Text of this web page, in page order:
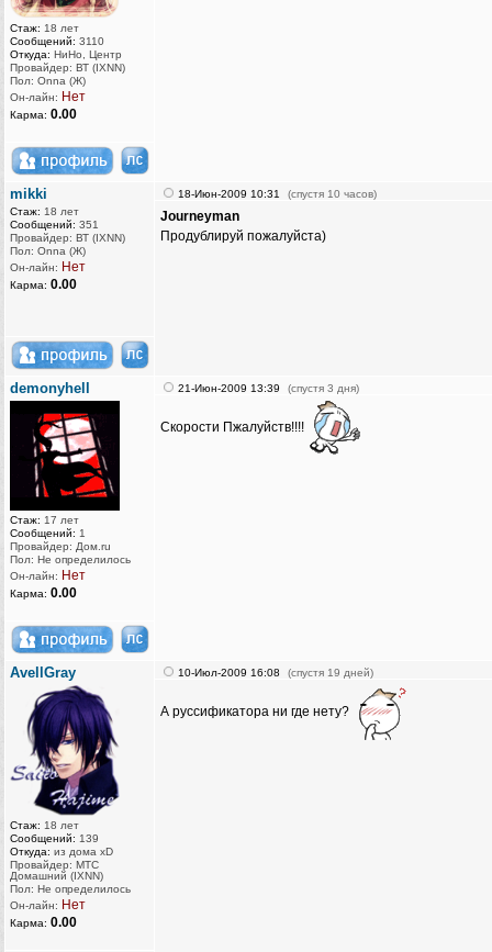
Стаж: 18 лет
Сообщений: 3110
Откуда: НиНо, Центр
Провайдер: ВТ (IXNN)
Пол: Onna (Ж)
Он-лайн: Нет
Карма: 0.00
mikki
Стаж: 18 лет
Сообщений: 351
Провайдер: ВТ (IXNN)
Пол: Onna (Ж)
Он-лайн: Нет
Карма: 0.00
18-Июн-2009 10:31 (спустя 10 часов)
Journeyman
Продублируй пожалуйста)
demonyhell
Стаж: 17 лет
Сообщений: 1
Провайдер: Дом.ru
Пол: Не определилось
Он-лайн: Нет
Карма: 0.00
21-Июн-2009 13:39 (спустя 3 дня)
Скорости Пжалуйств!!!!
AvellGray
Стаж: 18 лет
Сообщений: 139
Откуда: из дома xD
Провайдер: МТС
Домашний (IXNN)
Пол: Не определилось
Он-лайн: Нет
Карма: 0.00
10-Июл-2009 16:08 (спустя 19 дней)
А руссификатора ни где нету?